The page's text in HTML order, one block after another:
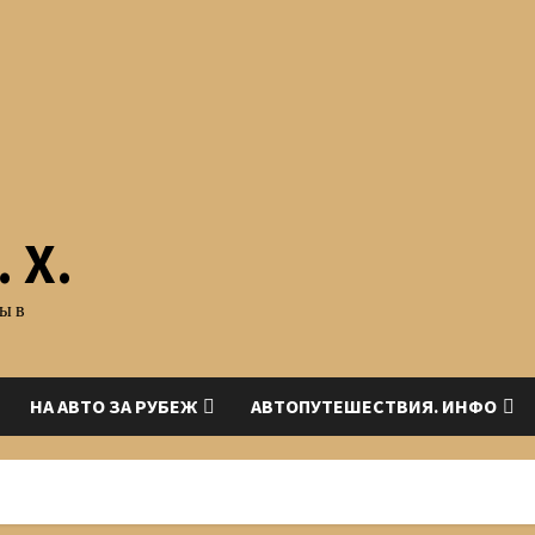
Х.
в
НА АВТО ЗА РУБЕЖ АВТОПУТЕШЕСТВИЯ. ИНФО